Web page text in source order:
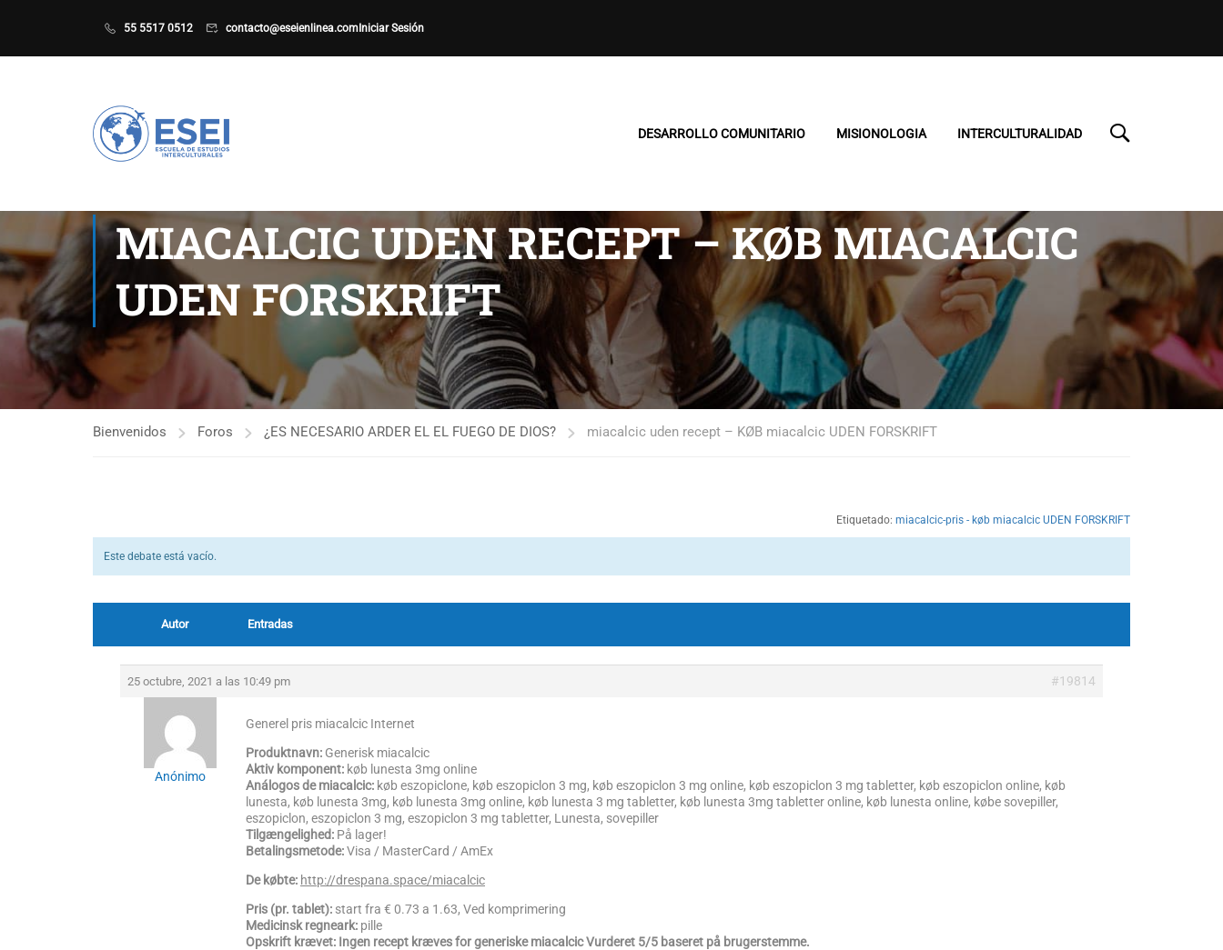
55 5517 0512 contacto@eseienlinea.com Iniciar Sesión
DESARROLLO COMUNITARIO MISIONOLOGIA INTERCULTURALIDAD
MIACALCIC UDEN RECEPT – KØB MIACALCIC
UDEN FORSKRIFT
Bienvenidos Foros ¿ES NECESARIO ARDER EL EL FUEGO DE DIOS? miacalcic uden recept – KØB miacalcic UDEN FORSKRIFT
Etiquetado: miacalcic-pris - køb miacalcic UDEN FORSKRIFT
Este debate está vacío.
Autor Entradas
25 octubre, 2021 a las 10:49 pm #19814
Anónimo
Generel pris miacalcic Internet
Produktnavn: Generisk miacalcic
Aktiv komponent: køb lunesta 3mg online
Análogos de miacalcic: køb eszopiclone, køb eszopiclon 3 mg, køb eszopiclon 3 mg online, køb eszopiclon 3 mg tabletter, køb eszopiclon online, køb
lunesta, køb lunesta 3mg, køb lunesta 3mg online, køb lunesta 3 mg tabletter, køb lunesta 3mg tabletter online, køb lunesta online, købe sovepiller,
eszopiclon, eszopiclon 3 mg, eszopiclon 3 mg tabletter, Lunesta, sovepiller
Tilgængelighed: På lager!
Betalingsmetode:Visa / MasterCard / AmEx
De købte: http://drespana.space/miacalcic
Pris (pr. tablet): start fra € 0.73 a 1.63, Ved komprimering
Medicinsk regneark: pille
Opskrift krævet: Ingen recept kræves for generiske miacalcic Vurderet 5/5 baseret på brugerstemme.